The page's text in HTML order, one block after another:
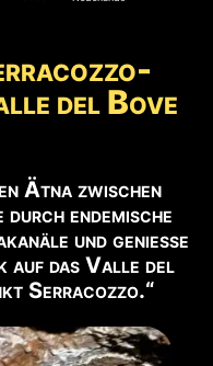
ZEIT
del Bove
Ätna zwischen
endemische
und genieße
auf das Valle del
Serracozzo.“